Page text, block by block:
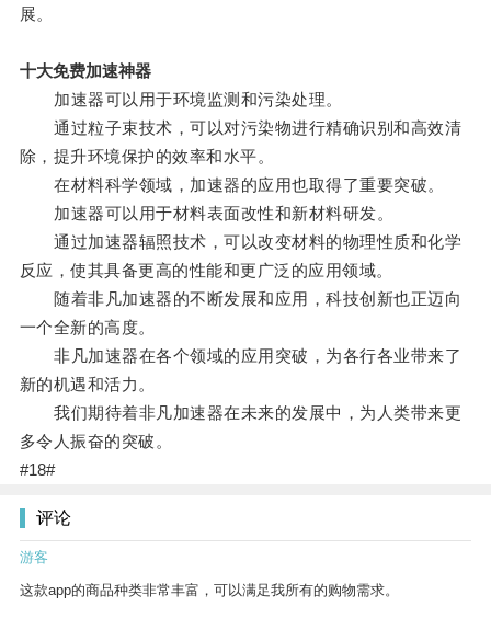
展。
十大免费加速神器
加速器可以用于环境监测和污染处理。
通过粒子束技术，可以对污染物进行精确识别和高效清
除，提升环境保护的效率和水平。
在材料科学领域，加速器的应用也取得了重要突破。
加速器可以用于材料表面改性和新材料研发。
通过加速器辐照技术，可以改变材料的物理性质和化学
反应，使其具备更高的性能和更广泛的应用领域。
随着非凡加速器的不断发展和应用，科技创新也正迈向
一个全新的高度。
非凡加速器在各个领域的应用突破，为各行各业带来了
新的机遇和活力。
我们期待着非凡加速器在未来的发展中，为人类带来更
多令人振奋的突破。
#18#
评论
游客
这款app的商品种类非常丰富，可以满足我所有的购物需求。